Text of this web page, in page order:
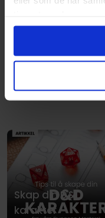
Skap din D&D
karakter